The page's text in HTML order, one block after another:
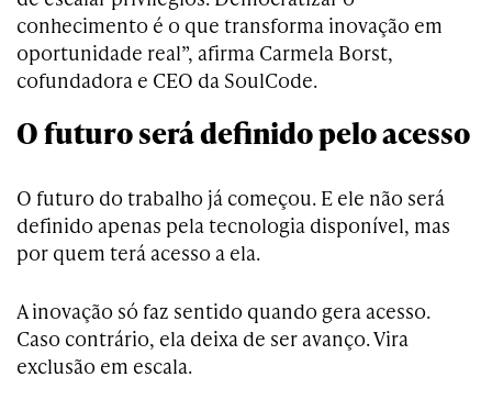
conhecimento é o que transforma inovação em
oportunidade real”, afirma Carmela Borst,
cofundadora e CEO da SoulCode.
O futuro será definido pelo acesso
O futuro do trabalho já começou. E ele não será
definido apenas pela tecnologia disponível, mas
por quem terá acesso a ela.
A inovação só faz sentido quando gera acesso.
Caso contrário, ela deixa de ser avanço. Vira
exclusão em escala.